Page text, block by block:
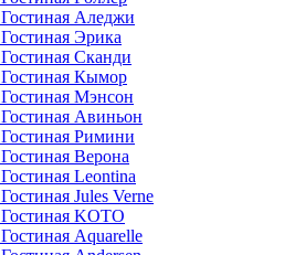
Гостиная Аледжи
Гостиная Эрика
Гостиная Сканди
Гостиная Кымор
Гостиная Мэнсон
Гостиная Авиньон
Гостиная Римини
Гостиная Верона
Гостиная Leontina
Гостиная Jules Verne
Гостиная KOTO
Гостиная Aquarelle